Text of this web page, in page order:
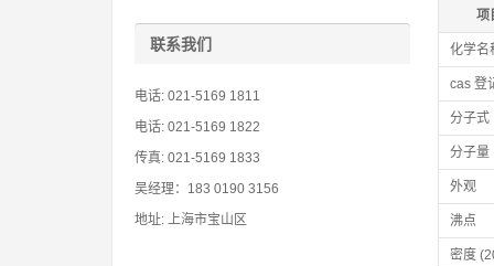
项
化学名
cas 登
分子式
分子量
外观
沸点
密度
联系我们
电话: 021-5169 1811
电话: 021-5169 1822
传真: 021-5169 1833
吴经理：183 0190 3156
地址: 上海市宝山区